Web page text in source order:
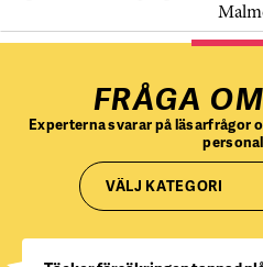
FRÅGA
Experterna svarar på läsarfrågor
VÄLJ KATEGORI